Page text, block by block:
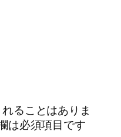
ることはありま
は必須項目です